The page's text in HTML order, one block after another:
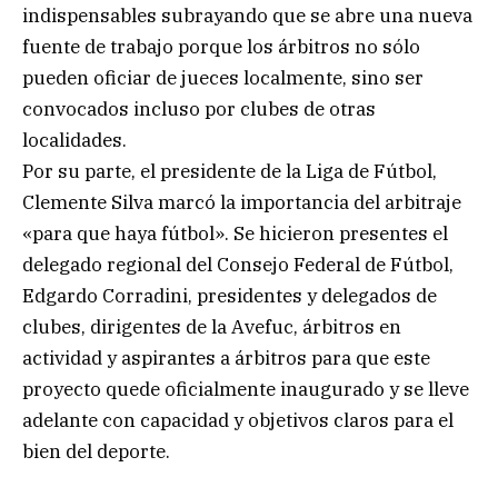
indispensables subrayando que se abre una nueva
fuente de trabajo porque los árbitros no sólo
pueden oficiar de jueces localmente, sino ser
convocados incluso por clubes de otras
localidades.
Por su parte, el presidente de la Liga de Fútbol,
Clemente Silva marcó la importancia del arbitraje
«para que haya fútbol». Se hicieron presentes el
delegado regional del Consejo Federal de Fútbol,
Edgardo Corradini, presidentes y delegados de
clubes, dirigentes de la Avefuc, árbitros en
actividad y aspirantes a árbitros para que este
proyecto quede oficialmente inaugurado y se lleve
adelante con capacidad y objetivos claros para el
bien del deporte.